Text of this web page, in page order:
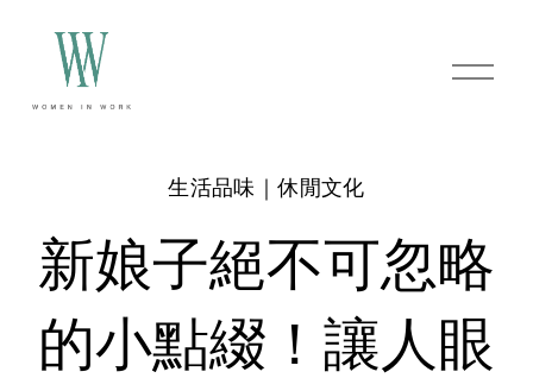
O
p
新娘子絕不可忽略
的小點綴！讓人眼
生活品味｜休閒文化